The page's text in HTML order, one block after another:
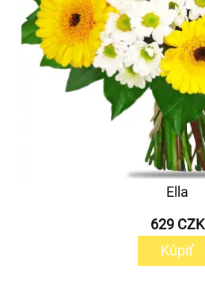
Ella
629 CZK
Kúpiť